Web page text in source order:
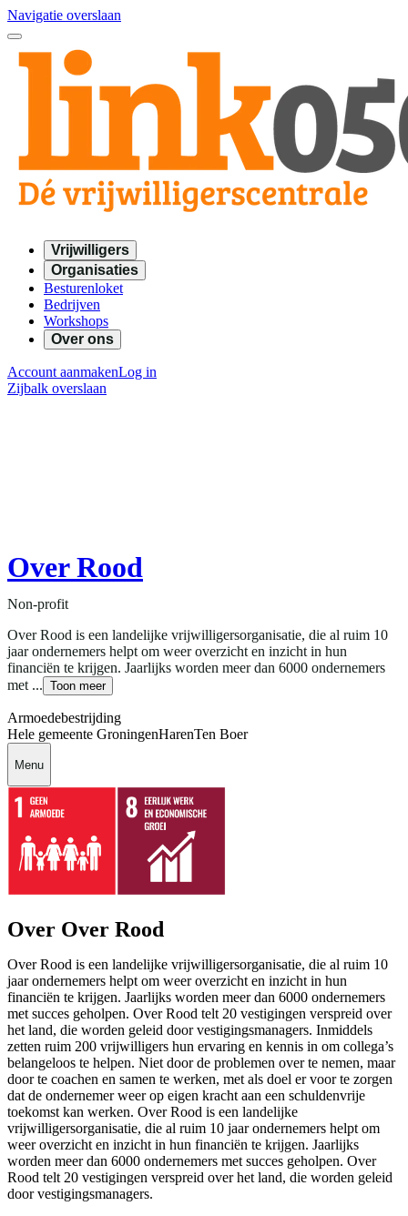
Navigatie overslaan
Vrijwilligers
Organisaties
Besturenloket
Bedrijven
Workshops
Over ons
Account aanmakenLog in
Zijbalk overslaan
Over Rood
Non-profit
Over Rood is een landelijke vrijwilligersorganisatie, die al ruim 10
jaar ondernemers helpt om weer overzicht en inzicht in hun
financiën te krijgen. Jaarlijks worden meer dan 6000 ondernemers
met ... Toon meer
Armoedebestrijding
Hele gemeente GroningenHarenTen Boer
Menu
Over Over Rood
Over Rood is een landelijke vrijwilligersorganisatie, die al ruim 10
jaar ondernemers helpt om weer overzicht en inzicht in hun
financiën te krijgen. Jaarlijks worden meer dan 6000 ondernemers
met succes geholpen. Over Rood telt 20 vestigingen verspreid over
het land, die worden geleid door vestigingsmanagers. Inmiddels
zetten ruim 200 vrijwilligers hun ervaring en kennis in om collega’s
belangeloos te helpen. Niet door de problemen over te nemen, maar
door te coachen en samen te werken, met als doel er voor te zorgen
dat de ondernemer weer op eigen kracht aan een schuldenvrije
toekomst kan werken. Over Rood is een landelijke
vrijwilligersorganisatie, die al ruim 10 jaar ondernemers helpt om
weer overzicht en inzicht in hun financiën te krijgen. Jaarlijks
worden meer dan 6000 ondernemers met succes geholpen. Over
Rood telt 20 vestigingen verspreid over het land, die worden geleid
door vestigingsmanagers.